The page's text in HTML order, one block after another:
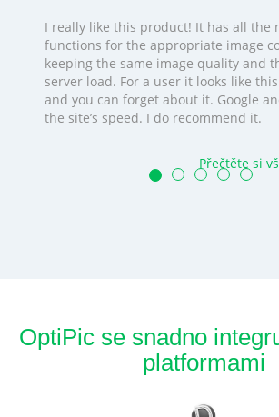
I really like this product! It has all the
functions for the appropriate image
keeping the same image quality and
server load. For a user it looks like
and you can forget about it. Google
the site’s speed. I do recommend it.
Přečtěte si
OptiPic se snadno
platformami